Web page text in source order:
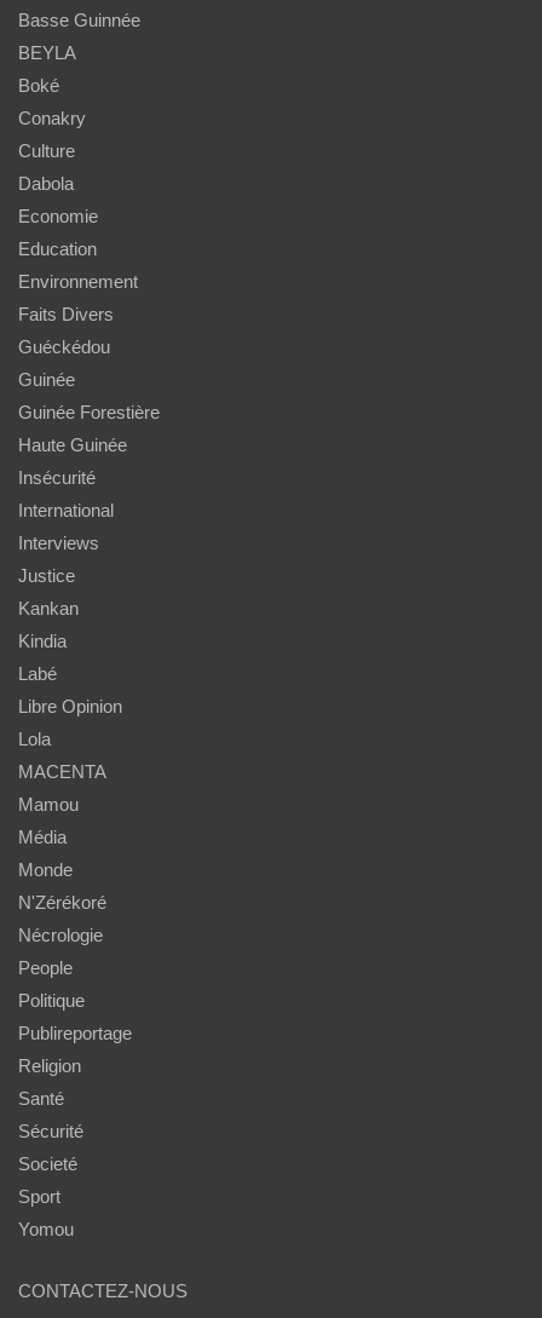
Basse Guinnée
BEYLA
Boké
Conakry
Culture
Dabola
Economie
Education
Environnement
Faits Divers
Guéckédou
Guinée
Guinée Forestière
Haute Guinée
Insécurité
International
Interviews
Justice
Kankan
Kindia
Labé
Libre Opinion
Lola
MACENTA
Mamou
Média
Monde
N'Zérékoré
Nécrologie
People
Politique
Publireportage
Religion
Santé
Sécurité
Societé
Sport
Yomou
CONTACTEZ-NOUS